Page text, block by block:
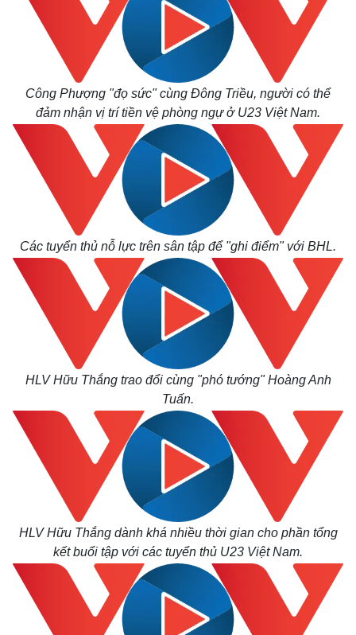
Thế giới
Quan sát
Cuộc sống đó đây
Multimedia
E-Magazine
Infographic
Công Phượng "đọ sức" cùng Đông Triều, người có thể
đảm nhận vị trí tiền vệ phòng ngự ở U23 Việt Nam.
Các tuyển thủ nỗ lực trên sân tập để "ghi điểm" với BHL.
HLV Hữu Thắng trao đổi cùng "phó tướng" Hoàng Anh
Tuấn.
HLV Hữu Thắng dành khá nhiều thời gian cho phần tổng
kết buổi tập với các tuyển thủ U23 Việt Nam.